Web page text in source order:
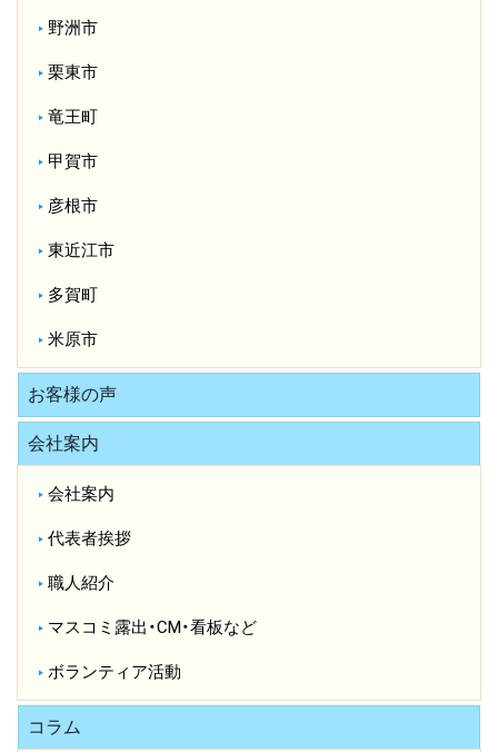
野洲市
栗東市
竜王町
甲賀市
彦根市
東近江市
多賀町
米原市
お客様の声
会社案内
会社案内
代表者挨拶
職人紹介
マスコミ露出・CM・看板など
ボランティア活動
コラム